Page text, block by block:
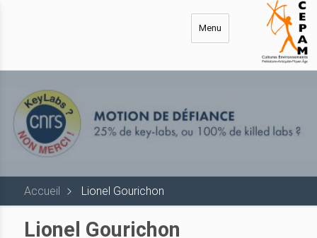
Menu
Accueil Lionel Gourichon
Lionel Gourichon